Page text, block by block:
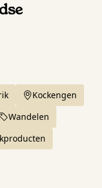
Kockengen
Wandelen